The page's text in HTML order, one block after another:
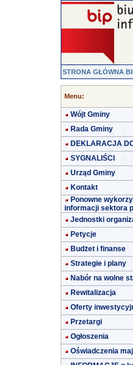
STRONA GŁÓWNA
Menu:
Wójt Gminy
Rada Gminy
DEKLARACJA
SYGNALIŚCI
Urząd Gminy
Kontakt
Ponowne
informacji sektora
Jednostki
Petycje
Budżet i finanse
Strategie i plany
Nabór na wolne
Rewitalizacja
Oferty
Przetargi
Ogłoszenia
Oświadczenia